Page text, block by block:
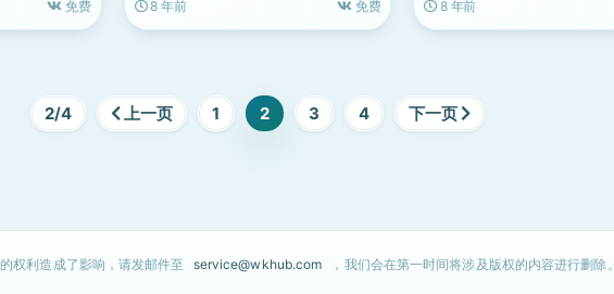
免费
8 年前
免费
8 年前
2/4 上一页 1 2 3 4 下一页
权利造成了影响，请发邮件至 service@wkhub.com ，我们会在第一时间将涉及版权的内容进行删除。